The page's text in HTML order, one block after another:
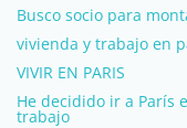
Busco socio para
vivienda y trabajo en
VIVIR EN PARIS
He decidido ir a París
trabajo